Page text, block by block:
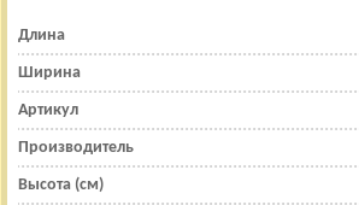
Длина
Ширина
Артикул
Производитель
Высота (см)